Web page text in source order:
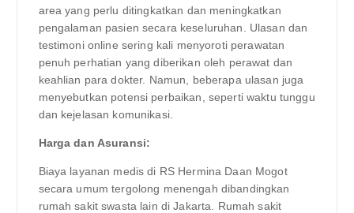
area yang perlu ditingkatkan dan meningkatkan
pengalaman pasien secara keseluruhan. Ulasan dan
testimoni online sering kali menyoroti perawatan
penuh perhatian yang diberikan oleh perawat dan
keahlian para dokter. Namun, beberapa ulasan juga
menyebutkan potensi perbaikan, seperti waktu tunggu
dan kejelasan komunikasi.
Harga dan Asuransi:
Biaya layanan medis di RS Hermina Daan Mogot
secara umum tergolong menengah dibandingkan
rumah sakit swasta lain di Jakarta. Rumah sakit